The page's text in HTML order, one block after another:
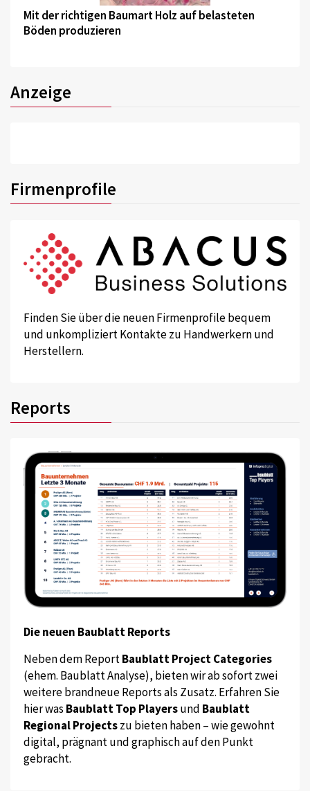
Mit der richtigen Baumart Holz auf belasteten
Böden produzieren
Anzeige
Firmenprofile
Finden Sie über die neuen Firmenprofile bequem
und unkompliziert Kontakte zu Handwerkern und
Herstellern.
Reports
Die neuen Baublatt Reports
Neben dem ReportBaublatt Project Categories
(ehem. Baublatt Analyse), bieten wir ab sofort zwei
weitere brandneue Reports als Zusatz. Erfahren Sie
hier was Baublatt Top Playersund Baublatt
Regional Projectszu bieten haben – wie gewohnt
digital, prägnant und graphisch auf den Punkt
gebracht.